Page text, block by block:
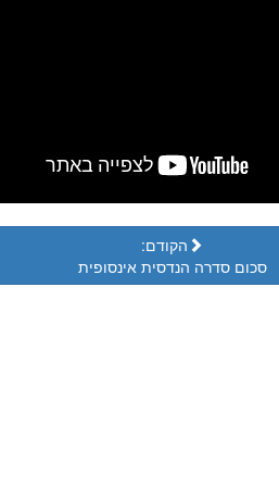
הקודם:
סכום סדרה הנדסית אינסופית